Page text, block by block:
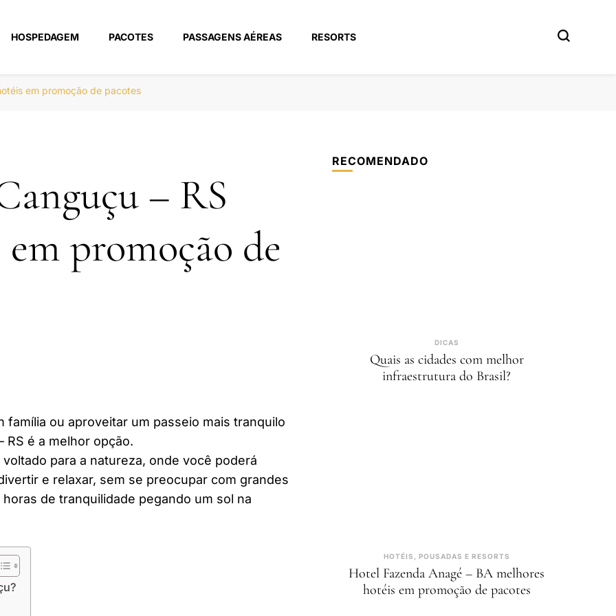
HOSPEDAGEM PACOTES PASSAGENS AÉREAS RESORTS
em promoção de pacotes
– RS
promoção de
ou aproveitar um passeio mais tranquilo
RS é a melhor opção.
para a natureza, onde você poderá
e relaxar, sem se preocupar com grandes
de tranquilidade pegando um sol na
RECOMENDADO
DICAS
Quais as cidades com melhor
infraestrutura do Brasil?
HOTÉIS, POUSADAS E RESORTS
Hotel Fazenda Anagé – BA melhores
hotéis em promoção de pacotes